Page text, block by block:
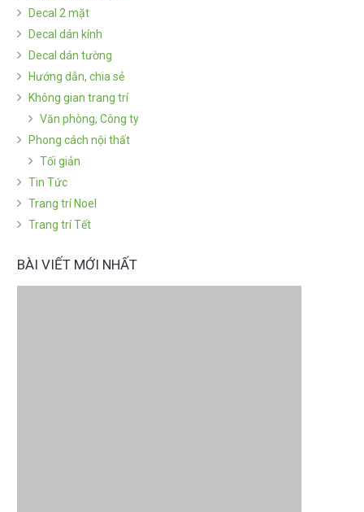
Decal 2 mặt
Decal dán kính
Decal dán tường
Hướng dẫn, chia sẻ
Không gian trang trí
Văn phòng, Công ty
Phong cách nội thất
Tối giản
Tin Tức
Trang trí Noel
Trang trí Tết
BÀI VIẾT MỚI NHẤT